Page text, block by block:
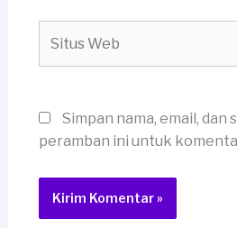
Web
Simpan nama, email, dan
peramban ini untuk